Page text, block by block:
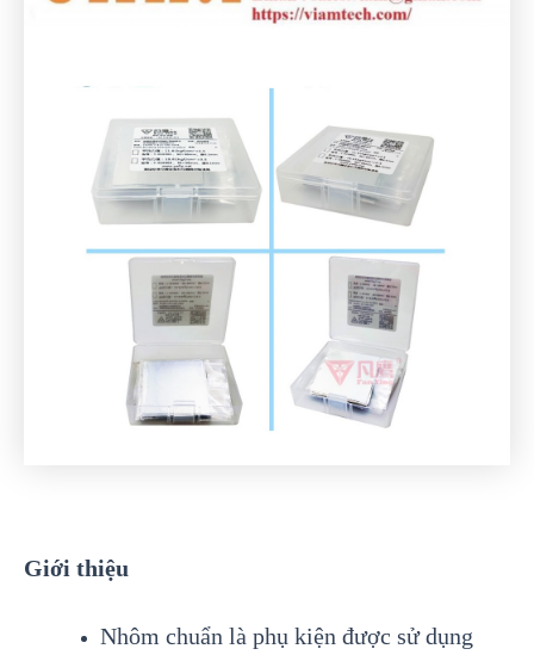
Giới thiệu
Nhôm chuẩn là phụ kiện được sử dụng